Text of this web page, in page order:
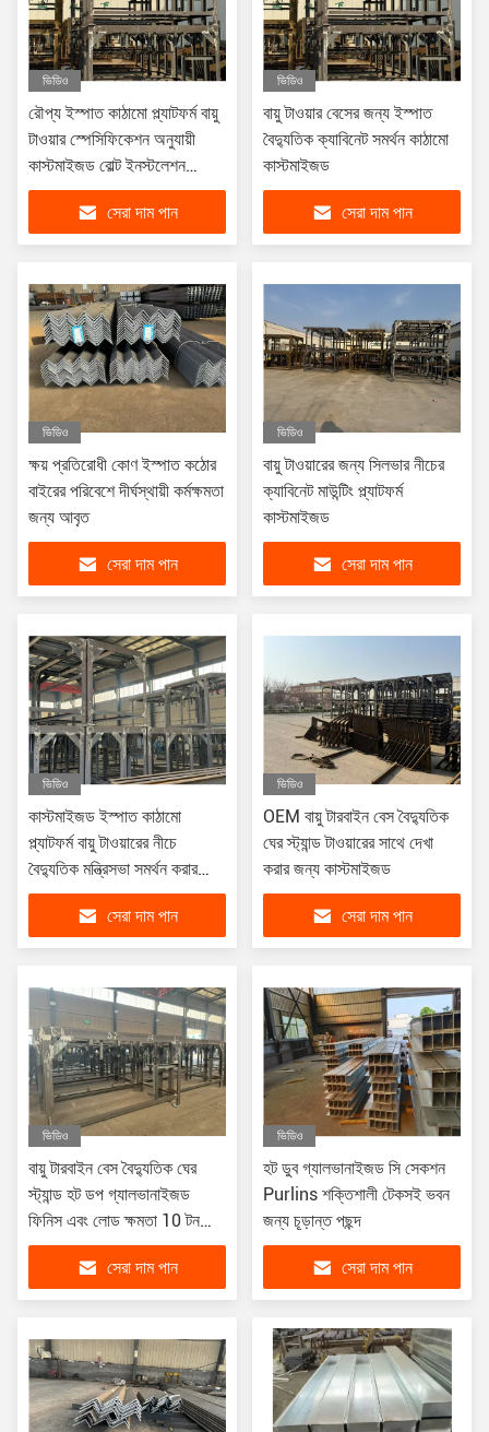
ভিডিও
রৌপ্য ইস্পাত কাঠামো প্ল্যাটফর্ম বায়ু
টাওয়ার স্পেসিফিকেশন অনুযায়ী
কাস্টমাইজড বোল্ট ইনস্টলেশন
পদ্ধতি
সেরা দাম পান
ভিডিও
বায়ু টাওয়ার বেসের জন্য ইস্পাত
বৈদ্যুতিক ক্যাবিনেট সমর্থন কাঠামো
কাস্টমাইজড
সেরা দাম পান
ভিডিও
ক্ষয় প্রতিরোধী কোণ ইস্পাত কঠোর
বাইরের পরিবেশে দীর্ঘস্থায়ী কর্মক্ষমতা
জন্য আবৃত
সেরা দাম পান
ভিডিও
বায়ু টাওয়ারের জন্য সিলভার নীচের
ক্যাবিনেট মাউন্টিং প্ল্যাটফর্ম
কাস্টমাইজড
সেরা দাম পান
ভিডিও
কাস্টমাইজড ইস্পাত কাঠামো
প্ল্যাটফর্ম বায়ু টাওয়ারের নীচে
বৈদ্যুতিক মন্ত্রিসভা সমর্থন করার
জন্য গরম ডুব galvanized
সেরা দাম পান
ভিডিও
OEM বায়ু টারবাইন বেস বৈদ্যুতিক
ঘের স্ট্যান্ড টাওয়ারের সাথে দেখা
করার জন্য কাস্টমাইজড
সেরা দাম পান
ভিডিও
বায়ু টারবাইন বেস বৈদ্যুতিক ঘের
স্ট্যান্ড হট ডপ গ্যালভানাইজড
ফিনিস এবং লোড ক্ষমতা 10 টন
পর্যন্ত
সেরা দাম পান
ভিডিও
হট ডুব গ্যালভানাইজড সি সেকশন
Purlins শক্তিশালী টেকসই ভবন
জন্য চূড়ান্ত পছন্দ
সেরা দাম পান